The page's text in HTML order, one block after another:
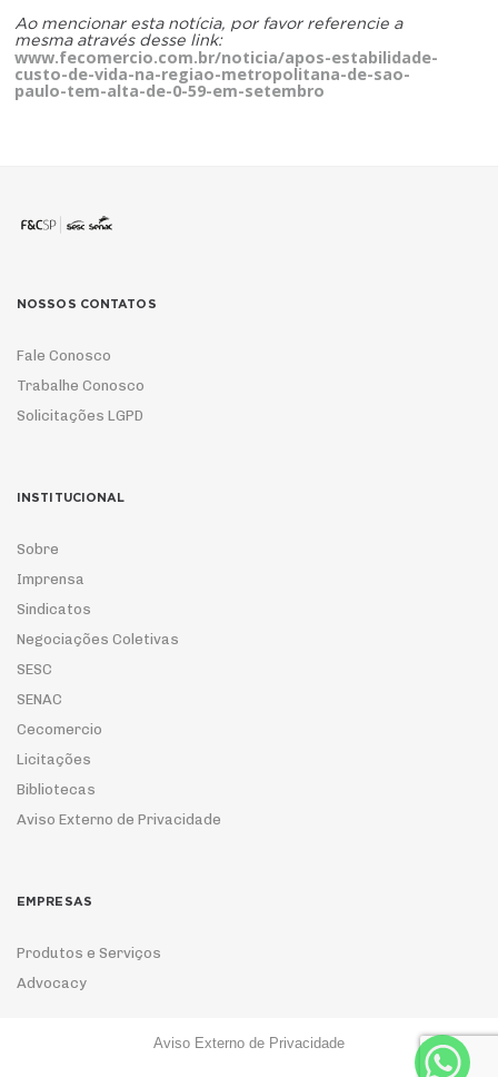
Ao mencionar esta notícia, por favor referencie a
mesma através desse link:
www.fecomercio.com.br/noticia/apos-estabilidade-
custo-de-vida-na-regiao-metropolitana-de-sao-
paulo-tem-alta-de-0-59-em-setembro
NOSSOS CONTATOS
Fale Conosco
Trabalhe Conosco
Solicitações LGPD
INSTITUCIONAL
Sobre
Imprensa
Sindicatos
Negociações Coletivas
SESC
SENAC
Cecomercio
Licitações
Bibliotecas
Aviso Externo de Privacidade
EMPRESAS
Produtos e Serviços
Advocacy
Aviso Externo de Privacidade